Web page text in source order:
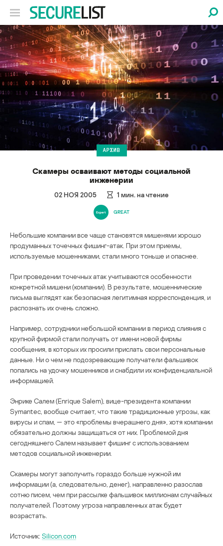
АРХИВ
Скамеры осваивают методы социальной
инженерии
02 НОЯ 2005 1 мин. на чтение
GREAT
Небольшие компании все чаще становятся мишенями хорошо
продуманных точечных фишинг-атак. При этом приемы,
используемые мошенниками, стали много тоньше и опаснее.
При проведении точечных атак учитываются особенности
конкретной мишени (компании). В результате, мошеннические
письма выглядят как безопасная легитимная корреспонденция, и
распознать их очень сложно.
Например, сотрудники небольшой компании в период слияния с
крупной фирмой стали получать от имени новой фирмы
сообщения, в которых их просили прислать свои персональные
данные. Ни о чем не подозревающие получатели фальшивок
попались на удочку мошенников и снабдили их конфиденциальной
информацией.
Энрике Салем (Enrique Salem), вице-президента компании
Symantec, вообще считает, что такие традиционные угрозы, как
вирусы и спам, — это «проблемы вчерашнего дня», хотя компании
обязательно должны защищаться от них. Проблемой дня
сегодняшнего Салем называет фишинг с использованием
методов социальной инженерии.
Скамеры могут заполучить гораздо больше нужной им
информации (а, следовательно, денег), направленно разослав
сотню писем, чем при рассылке фальшивок миллионам случайных
получателей. Поэтому угроза направленных атак будет
возрастать.
Источник: Silicon.com